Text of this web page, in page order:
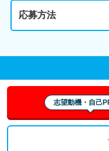
応募方法
志望動機・自己